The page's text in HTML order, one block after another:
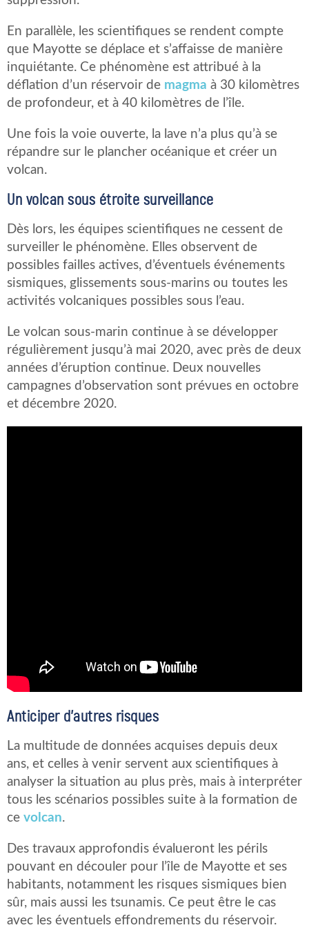
En parallèle, les scientifiques se rendent compte
que Mayotte se déplace et s’affaisse de manière
inquiétante. Ce phénomène est attribué à la
déflation d’un réservoir de magma à 30 kilomètres
de profondeur, et à 40 kilomètres de l’île.
Une fois la voie ouverte, la lave n’a plus qu’à se
répandre sur le plancher océanique et créer un
volcan.
Un volcan sous étroite surveillance
Dès lors, les équipes scientifiques ne cessent de
surveiller le phénomène. Elles observent de
possibles failles actives, d’éventuels événements
sismiques, glissements sous-marins ou toutes les
activités volcaniques possibles sous l’eau.
Le volcan sous-marin continue à se développer
régulièrement jusqu’à mai 2020, avec près de deux
années d’éruption continue. Deux nouvelles
campagnes d’observation sont prévues en octobre
et décembre 2020.
Anticiper d’autres risques
La multitude de données acquises depuis deux
ans, et celles à venir servent aux scientifiques à
analyser la situation au plus près, mais à interpréter
tous les scénarios possibles suite à la formation de
ce volcan.
Des travaux approfondis évalueront les périls
pouvant en découler pour l’île de Mayotte et ses
habitants, notamment les risques sismiques bien
sûr, mais aussi les tsunamis. Ce peut être le cas
avec les éventuels effondrements du réservoir.